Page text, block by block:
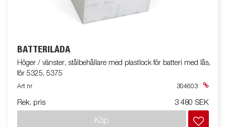
BATTERILÅDA
Höger / vänster, stålbehållare med plastlock för batteri med lås,
för 5325, 5375
Art nr 304603
Rek. pris 3 480 SEK
Köp